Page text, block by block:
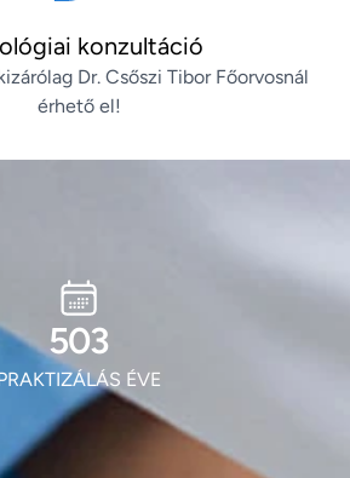
konzultáció
Dr. Csőszi Tibor Főorvosnál
érhető el!
606
ÉVE